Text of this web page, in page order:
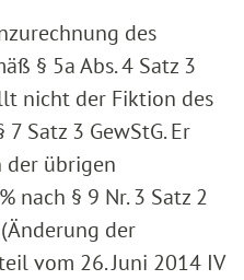
des
§ 5a Abs. 4 Satz 3
nicht der Fiktion des
Satz 3 GewStG. Er
der übrigen
nach § 9 Nr. 3 Satz 2
der
vom 26. Juni 2014 IV